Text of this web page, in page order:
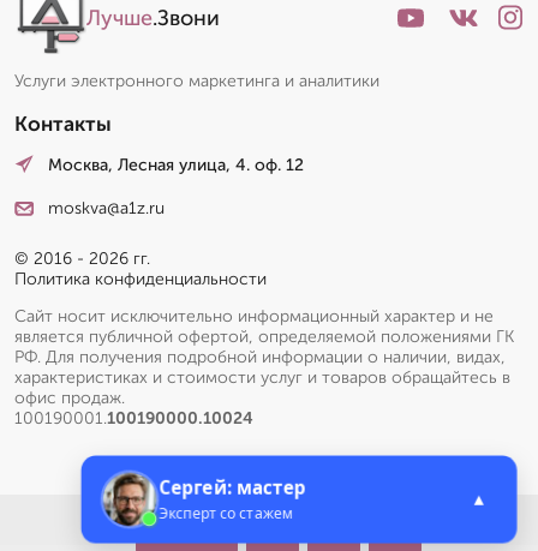
Лучше.Звони
Услуги электронного маркетинга и аналитики
Контакты
Москва, Лесная улица, 4. оф. 12
moskva@a1z.ru
© 2016 - 2026 гг.
Политика конфиденциальности
Сайт носит исключительно информационный характер и не
является публичной офертой, определяемой положениями ГК
РФ. Для получения подробной информации о наличии, видах,
характеристиках и стоимости услуг и товаров обращайтесь в
офис продаж.
100190001.100190000.10024
Меню
Сергей: мастер
Эксперт со стажем
▲